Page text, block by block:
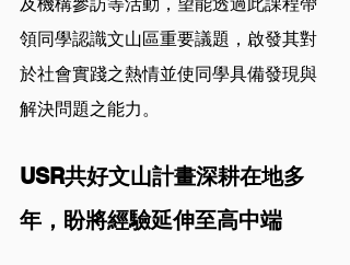
及機構參訪等活動，望能透過此課程帶
領同學認識文山區重要議題，啟發其對
於社會實踐之熱情並使同學具備發現與
解決問題之能力。
USR共好文山計畫深耕在地多
年，盼將經驗延伸至高中端